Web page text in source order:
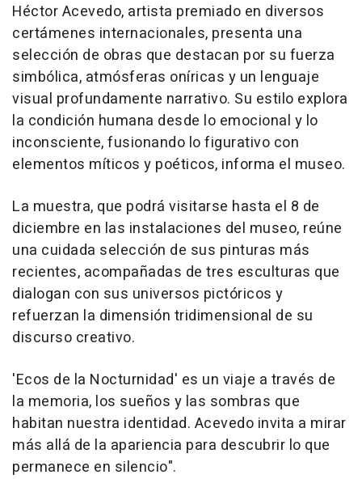
Héctor Acevedo, artista premiado en diversos
certámenes internacionales, presenta una
selección de obras que destacan por su fuerza
simbólica, atmósferas oníricas y un lenguaje
visual profundamente narrativo. Su estilo explora
la condición humana desde lo emocional y lo
inconsciente, fusionando lo figurativo con
elementos míticos y poéticos, informa el museo.
La muestra, que podrá visitarse hasta el 8 de
diciembre en las instalaciones del museo, reúne
una cuidada selección de sus pinturas más
recientes, acompañadas de tres esculturas que
dialogan con sus universos pictóricos y
refuerzan la dimensión tridimensional de su
discurso creativo.
'Ecos de la Nocturnidad' es un viaje a través de
la memoria, los sueños y las sombras que
habitan nuestra identidad. Acevedo invita a mirar
más allá de la apariencia para descubrir lo que
permanece en silencio".